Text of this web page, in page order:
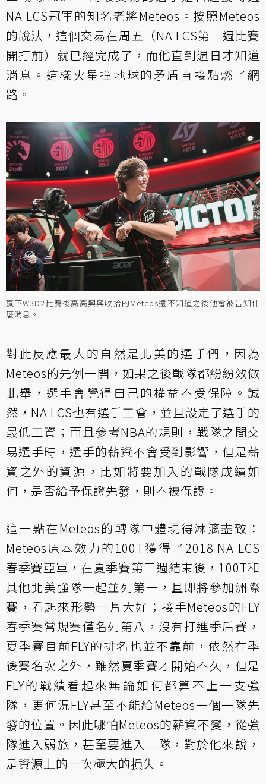
NA LCS冠軍的知名老將Meteos。按照Meteos
的說法，這個交易在周五（NA LCS第三週比賽
開打前）就已經完成了，而他直到週日才知道
消息。這樣火星撞地球的矛盾直接點燃了網
路。
贏下W3D2比賽後高高興興收拾的Meteos還不知道之後他會被告知什
麼消息。
對此反應最大的自然是北美的選手們，因為
Meteos的先例一開，如果之後戰隊都紛紛效倣
此舉，選手會覺得自己的權益不受保障。誠
然，NA LCS也有選手工會，並且設定了選手的
最低工資；而且參考NBA的規則，戰隊之間交
易選手時，選手的薪資不會受到影響，但是薪
資之外的資源，比如將要加入的戰隊成績如
何，是否給予保證先發，則不被保證。
這一點在Meteos的轉隊中體現得淋漓盡致：
Meteos原本效力的100T獲得了2018 NA LCS
春季賽亞軍，在夏季賽第三週結束後，100T和
其他北美強隊一起並列第一，且即將參加洲際
賽，看起來形勢一片大好；接手Meteos的FLY
春季賽常規賽僅名列第八，沒有打進季后賽，
夏季賽目前FLY的排名也並不靠前，依然在季
後賽名次之外，雖然夏季賽才開始不久，但是
FLY的戰績看起來無論如何都算不上一支強
隊，更何況FLY甚至不能給Meteos一個一隊先
發的位置。因此哪怕Meteos的薪資不變，從強
隊進入弱旅，甚至要進入二隊，對於他來說，
是資源上的一次極大的損失。